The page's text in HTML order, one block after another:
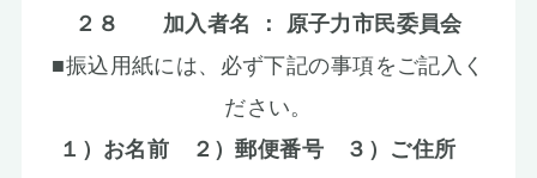
２８ 加入者名 ： 原子力市民委員会
■振込用紙には、必ず下記の事項をご記入く
ださい。
１）お名前 ２）郵便番号 ３）ご住所